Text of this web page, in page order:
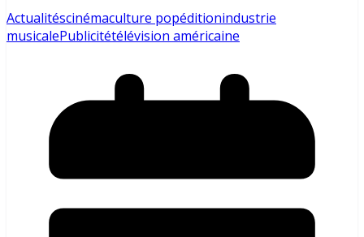
Actualitéscinémaculture popéditionindustrie
musicalePublicitétélévision américaine